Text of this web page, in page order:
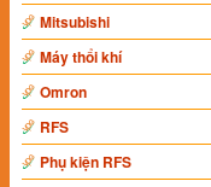
Mitsubishi
Máy thổi khí
Omron
RFS
Phụ kiện RFS